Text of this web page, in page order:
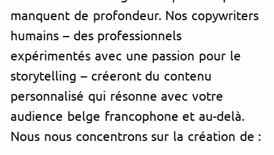
manquent de profondeur. Nos copywriters
humains – des professionnels
expérimentés avec une passion pour le
storytelling – créeront du contenu
personnalisé qui résonne avec votre
audience belge francophone et au-delà.
Nous nous concentrons sur la création de :